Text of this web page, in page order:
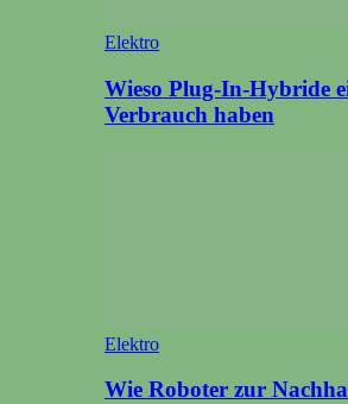
Elektro
Wieso Plug-In-Hybride
Verbrauch haben
Elektro
Wie Roboter zur